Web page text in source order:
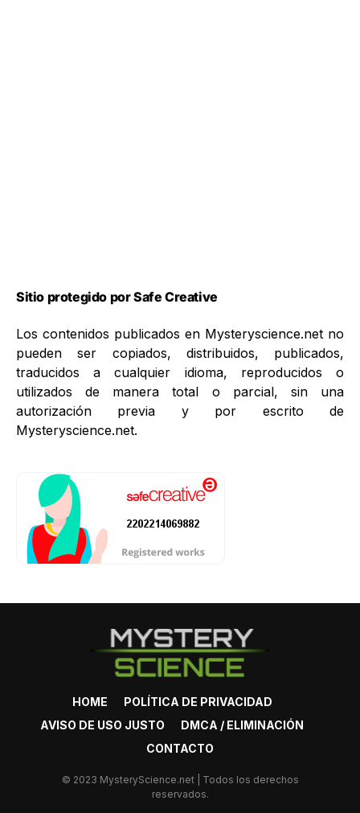
Sitio protegido por Safe Creative
Los contenidos publicados en Mysteryscience.net no
pueden ser copiados, distribuidos, publicados,
traducidos a cualquier idioma, reproducidos o
utilizados de manera total o parcial, sin una
autorización previa y por escrito de
Mysteryscience.net.
HOME
POLÍTICA DE PRIVACIDAD
AVISO DE USO JUSTO
DMCA / ELIMINACIÓN
CONTACTO
© 2023 MysteryScience.net | Todos los derechos
reservados.